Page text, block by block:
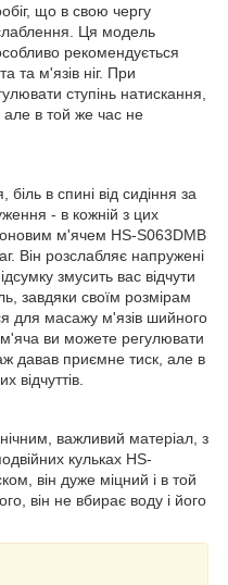
що в свою чергу
Ця модель
рекомендується
та м'язів ніг. При
ступінь натискання,
в той же час не
біль в спині від сидіння за
- в кожній з цих
м'ячем HS-S063DMB
Він розслабляє напружені
змусить вас відчути
завдяки своїм розмірам
для масажу м'язів шийного
м'яча ви можете регулювати
давав приємне тиск, але в
відчуттів.
важливий матеріал, з
кульках HS-
він дуже міцний і в той
він не вбирає воду і його